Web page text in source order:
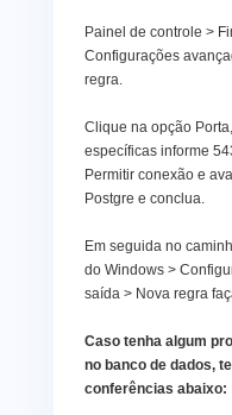
Painel de controle >
Configurações
regra.
Clique na opção
específicas informe
Permitir conexão e
Postgre e conclua.
Em seguida no
do Windows >
saída > Nova regra
Caso tenha algum
no banco de dados,
conferências abaixo: